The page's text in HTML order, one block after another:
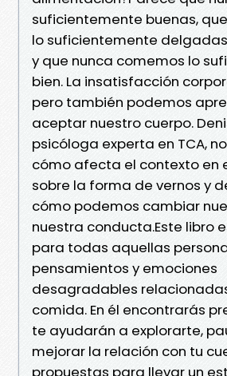
suficientemente buenas,
lo suficientemente
y que nunca comemos lo
bien. La insatisfacción
pero también podemos
aceptar nuestro cuerpo.
psicóloga experta en TCA,
cómo afecta el contexto en
sobre la forma de vernos y
cómo podemos cambiar
nuestra conducta.Este libro
para todas aquellas
pensamientos y emociones
desagradables
comida. En él encontrarás
te ayudarán a explorarte,
mejorar la relación con tu
propuestas para llevar un